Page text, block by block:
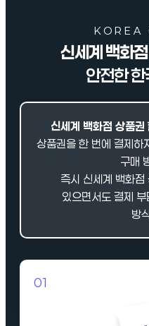
KOREA
신세계 백화
안전한
신세계 백화점 상품권
상품권을 한 번에 결제하
구매
즉시 신세계 백화
있으면서도 결제
방
01